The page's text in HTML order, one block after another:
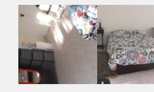
Gedeelde Douche: Ja
Gedeelde woonkamer: Ja
Huisgenoten: Ja
Geslacht huisgenoten: Gemengd